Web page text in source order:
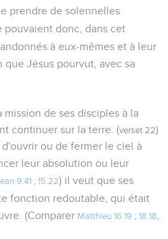
prendre de solennelles
pouvaient donc, dans cet
à eux-mêmes et à leur
que Jésus pourvut, avec sa
mission de ses disciples à la
continuer sur la terre. (verset 22)
ou de fermer le ciel à
leur absolution ou leur
9.41 ; 15.22) il veut que ses
fonction redoutable, qui était
(Comparer Matthieu 16.19 ; 18.18